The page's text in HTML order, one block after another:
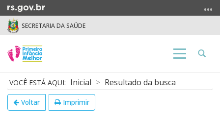
para
para
o
menu
para
SECRETARIA DA SAÚDE
Alterna
Abrir
Início
do
conteúdo
Inicial Resultado da busca
Voltar Imprimir